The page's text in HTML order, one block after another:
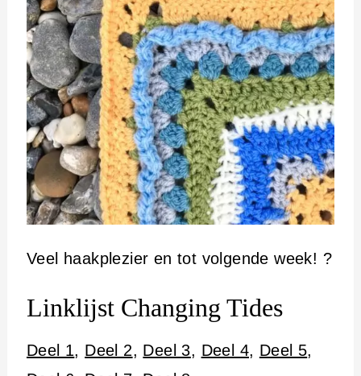
Veel haakplezier en tot volgende week! ?
Linklijst Changing Tides
Deel 1, Deel 2, Deel 3, Deel 4, Deel 5,